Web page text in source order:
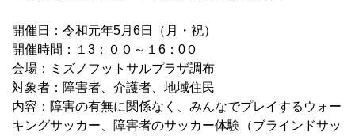
開催日：令和元年5月6日（月・祝）
開催時間：１3：００～１6：0０
会場：ミズノフットサルプラザ調布
対象者：障害者、介護者、地域住民
内容：障害の有無に関係なく、みんなでプレイするウォー
キングサッカー、障害者のサッカー体験（ブラインドサッ